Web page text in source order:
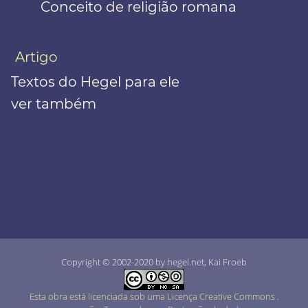
Conceito de religião romana
Artigo
Textos do Hegel para ele
ver também
Copyright © 2002-2020 by hegel.net, Kai Froeb
Esta obra está licenciada sob uma Licença Creative Commons .